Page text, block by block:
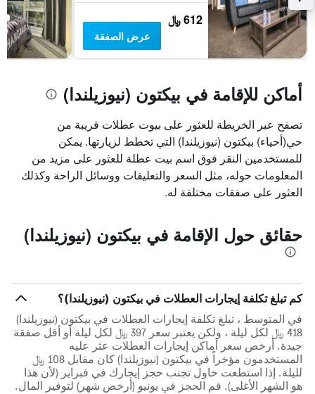
612 ﷼
عرض الصفقة
أماكن للإقامة في بيكتون (نيوزيلندا)
تصفح عبر الخريطة للعثور على بيوت عطلات قريبة من
حي(أحياء) بيكتون (نيوزيلندا) التي تخطط لزيارتها. يمكن
للمستخدمين النقر فوق اسم بيت عطلة للعثور على مزيد من
المعلومات حوله، مثل السعر والتعليقات ووسائل الراحة وكذلك
العثور على صفقات مختلفة له.
حقائق حول الإقامة في بيكتون (نيوزيلندا)
كم تبلغ تكلفة إيجارات العطلات في بيكتون (نيوزيلندا)؟
في المتوسط ، تبلغ تكلفة إيجارات العطلات في بيكتون (نيوزيلندا)
418 ﷼ لكل ليلة ، ولكن يعتبر سعر 397 ﷼ لكل ليلة أو أقل صفقة
جيدة. أرخص سعر أماكن إيجارات العطلات عثر عليه
المستخدمون مؤخراً في بيكتون (نيوزيلندا) كان مقابل 108 ﷼
لليلة. إذا استطعت حاول تجنب حجز إيجارك في فبراير (لأن هذا
هو الشهر الأغلى). قم الحجز في يونيو (أرخص شهر) لتوفير المال.